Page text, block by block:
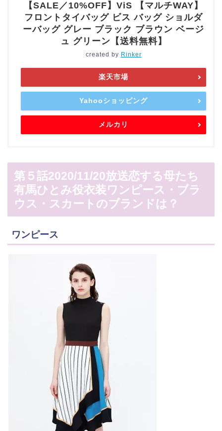
【SALE／10%OFF】ViS 【マルチWAY】
フロントタイバッグ ビス バッグ ショルダ
ーバッグ グレー ブラック ブラウン ベージ
ュ グリーン【送料無料】
created by Rinker
楽天市場
Yahooショッピング
メルカリ
第５話2020/11/20放送恋する母たち
有馬ひとみ役衣装ワンピース・ブラ
ウス・スカートのブランドは？
ワンピース